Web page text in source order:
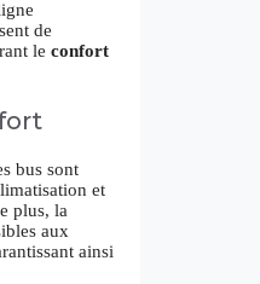
de
le confort
bus sont
et
plus, la
aux
ainsi